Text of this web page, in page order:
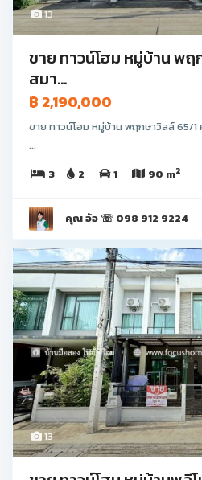
13
ขาย ทาวน์โฮม หมู่บ้าน พฤ
สมา...
฿ 2,190,000
ขาย ทาวน์โฮม หมู่บ้าน พฤกษาวิลล์ 65/1
...
3
2 1 90 m2
คุณ อ้อ ☏ 098 912 9224
13